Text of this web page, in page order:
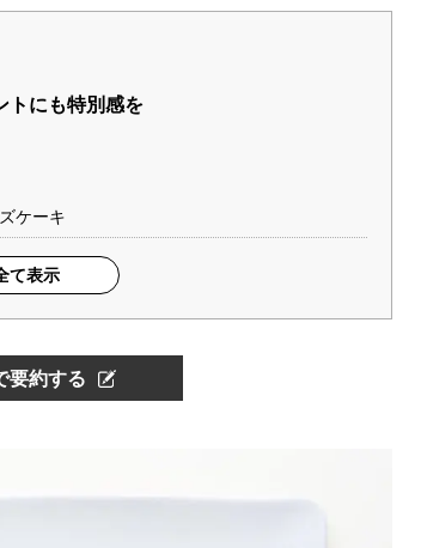
トにも特別感を
ケーキ
て表示
要約する